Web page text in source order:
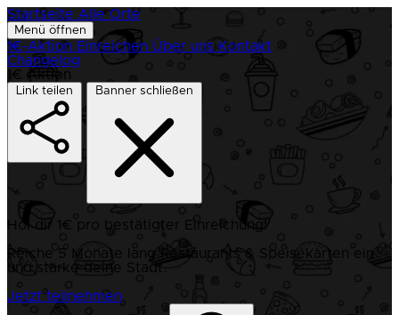
Startseite Alle Orte
Menü öffnen
1€-Aktion Einreichen Über uns Kontakt
Changelog
1€ Aktion
Link teilen Banner schließen
Hol dir 1€ pro bestätigter Einreichung!
Reiche 5 Monate lang Restaurants & Speisekarten ein
und stärke deine Stadt.
Jetzt teilnehmen